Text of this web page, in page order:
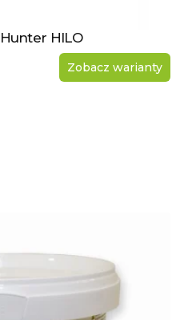
HILO
Zobacz warianty